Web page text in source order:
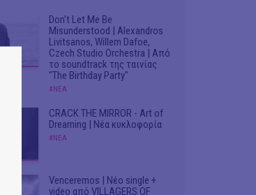
Don't Let Me Be
Misunderstood | Alexandros
Livitsanos, Willem Dafoe,
Czech Studio Orchestra | Από
το soundtrack της ταινίας
"The Birthday Party"
#ΝΕΑ
CRACK THE MIRROR - Art of
Dreaming | Νέα κυκλοφορία
#ΝΕΑ
Venceremos | Νέο single +
video από VILLAGERS OF